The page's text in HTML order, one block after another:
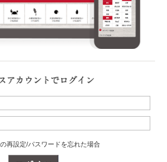
再設定/パスワードを忘れた場合